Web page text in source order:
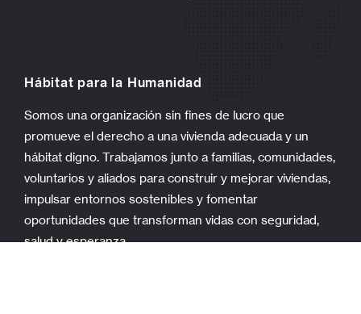
Hábitat para la Humanidad
Somos una organización sin fines de lucro que
promueve el derecho a una vivienda adecuada y un
hábitat digno. Trabajamos junto a familias, comunidades,
voluntarios y aliados para construir y mejorar viviendas,
impulsar entornos sostenibles y fomentar
oportunidades que transforman vidas con seguridad,
salud y esperanza.